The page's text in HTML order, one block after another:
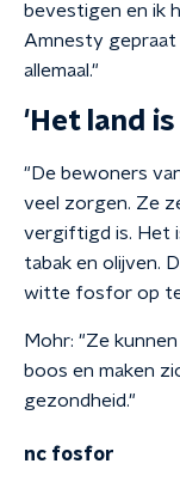
bevestigen en ik
Amnesty
allemaal."
'Het land
"De bewoners
veel zorgen. Ze
vergiftigd is. Het
tabak en olijven.
witte fosfor op
Mohr: "Ze
boos en maken
gezondheid."
nc fosfor